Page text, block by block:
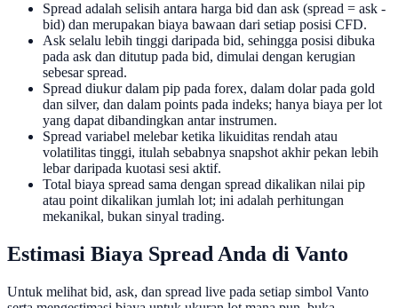
Spread adalah selisih antara harga bid dan ask (spread = ask -
bid) dan merupakan biaya bawaan dari setiap posisi CFD.
Ask selalu lebih tinggi daripada bid, sehingga posisi dibuka
pada ask dan ditutup pada bid, dimulai dengan kerugian
sebesar spread.
Spread diukur dalam pip pada forex, dalam dolar pada gold
dan silver, dan dalam points pada indeks; hanya biaya per lot
yang dapat dibandingkan antar instrumen.
Spread variabel melebar ketika likuiditas rendah atau
volatilitas tinggi, itulah sebabnya snapshot akhir pekan lebih
lebar daripada kuotasi sesi aktif.
Total biaya spread sama dengan spread dikalikan nilai pip
atau point dikalikan jumlah lot; ini adalah perhitungan
mekanikal, bukan sinyal trading.
Estimasi Biaya Spread Anda di Vanto
Untuk melihat bid, ask, dan spread live pada setiap simbol Vanto